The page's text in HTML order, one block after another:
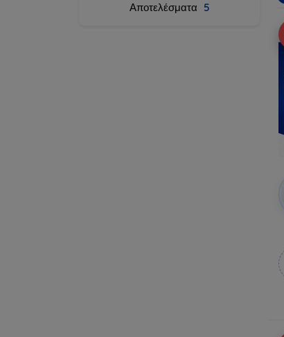
Αποτελέσματα 5